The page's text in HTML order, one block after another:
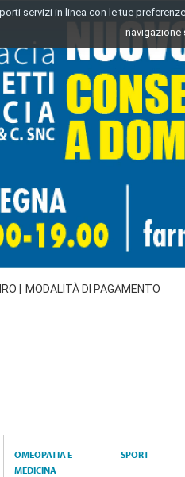
servizi in linea con le tue
navigazione
MODALITÀ DI PAGAMENTO
OMEOPATIA E
MEDICINA
SPORT